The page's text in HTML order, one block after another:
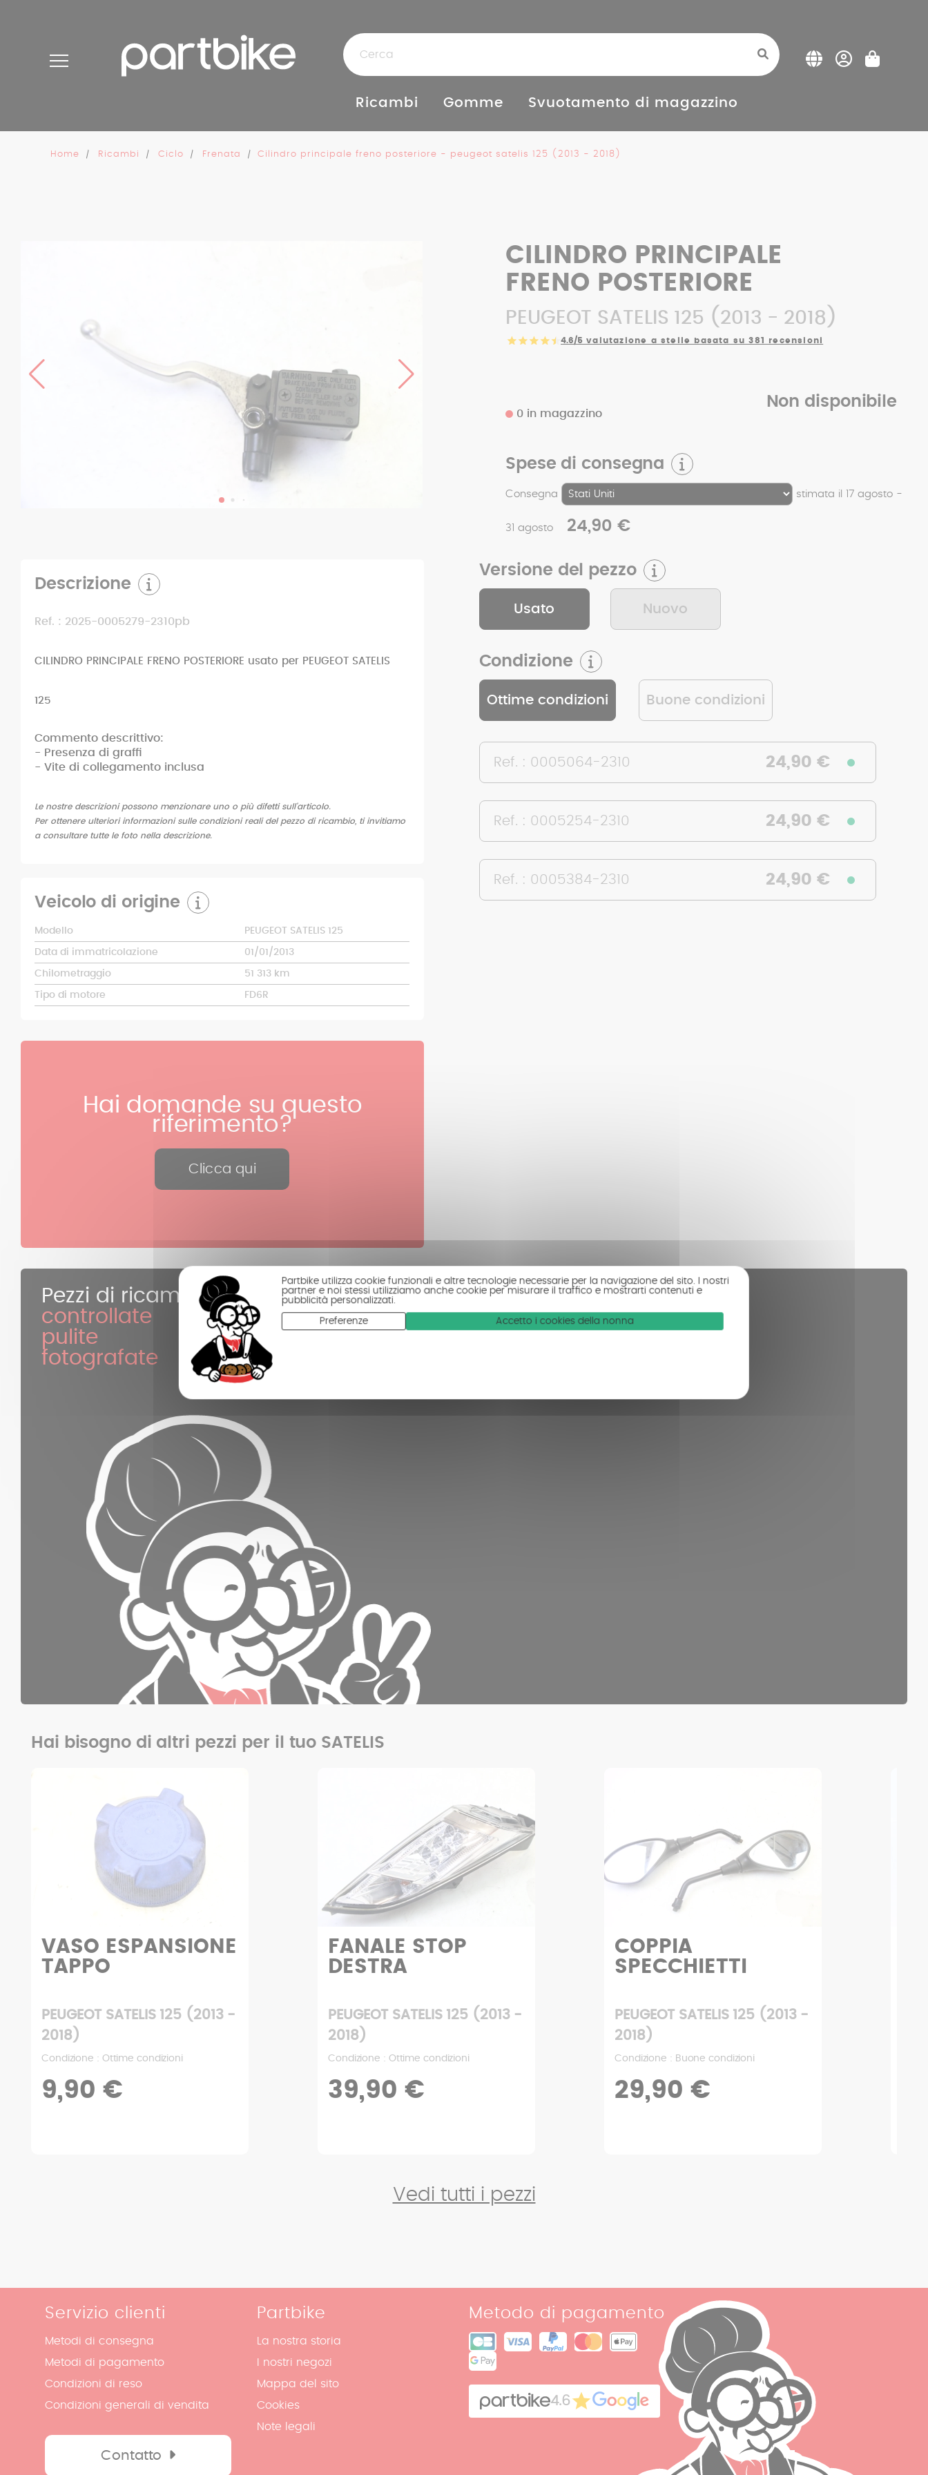
Partbike utilizza cookie funzionali e altre tecnologie necessarie per la navigazione del sito. I nostri
partner e noi stessi utilizziamo anche cookie per misurare il traffico e mostrarti contenuti e
pubblicità personalizzati.
Preferenze Accetto i cookies della nonna
Ricambi Gomme Svuotamento di magazzino
Home Ricambi Ciclo Frenata Cilindro principale freno posteriore - peugeot satelis 125 (2013 - 2018)
CILINDRO PRINCIPALE
FRENO POSTERIORE
PEUGEOT SATELIS 125 (2013 - 2018)
4.6/5 valutazione a stelle basata su 381 recensioni
Spese di consegna
Consegna stimata il 17 agosto -
31 agosto 24,90 €
0 in magazzino
Non disponibile
Versione del pezzo
Usato Nuovo
Condizione
Ottime condizioni Buone condizioni
Ref. : 0005064-2310 24,90 €
Ref. : 0005254-2310 24,90 €
Ref. : 0005384-2310 24,90 €
Descrizione
Ref. : 2025-0005279-2310pb
CILINDRO PRINCIPALE FRENO POSTERIORE usato per PEUGEOT SATELIS
125
Commento descrittivo:
- Presenza di graffi
- Vite di collegamento inclusa
Le nostre descrizioni possono menzionare uno o più difetti sull'articolo.
Per ottenere ulteriori informazioni sulle condizioni reali del pezzo di ricambio, ti invitiamo
a consultare tutte le foto nella descrizione.
Veicolo di origine
Modello PEUGEOT SATELIS 125
Data di immatricolazione 01/01/2013
Chilometraggio 51 313 km
Tipo di motore FD6R
Hai domande su questo
riferimento?
Clicca qui
Pezzi di ricambio
controllate
pulite
fotografate
Hai bisogno di altri pezzi per il tuo SATELIS
FANALE STOP
DESTRA
PEUGEOT SATELIS 125 (2013 -
2018)
Condizione : Ottime condizioni
39,90 €
COPPIA
SPECCHIETTI
PEUGEOT SATELIS 125 (2013 -
2018)
Condizione : Buone condizioni
29,90 €
Vaso di
espansione
PEUGEOT SATELIS 125 (2013 -
2018)
Condizione : Ottime condizioni
6,93 € 9,90 €
Vedi tutti i pezzi
Servizio clienti
Metodi di consegna
Metodi di pagamento
Condizioni di reso
Condizioni generali di vendita
Contatto
Partbike
La nostra storia
I nostri negozi
Mappa del sito
Cookies
Note legali
Metodo di pagamento
4.6